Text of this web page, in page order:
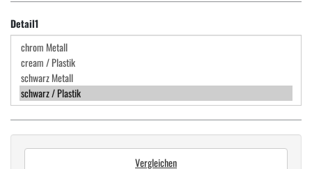
Detail1
Vergleichen